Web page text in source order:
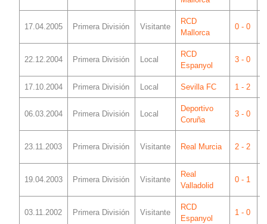
17.04.2005 Primera División Visitante
RCD
Mallorca
0 - 0
22.12.2004 Primera División Local
RCD
Espanyol
3 - 0
17.10.2004 Primera División Local Sevilla FC 1 - 2
06.03.2004 Primera División Local
Deportivo
Coruña
3 - 0
23.11.2003 Primera División Visitante Real Murcia 2 - 2
19.04.2003 Primera División Visitante
Real
Valladolid
0 - 1
03.11.2002 Primera División Visitante
RCD
Espanyol
1 - 0